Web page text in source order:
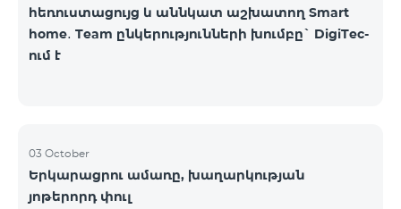
հեռուստացույց և աննկատ աշխատող Smart
home․ Team ընկերությունների խումբը` DigiTec-
ում է
03 October
Երկարացրու ամառը, խաղարկության
յոթերորդ փուլ